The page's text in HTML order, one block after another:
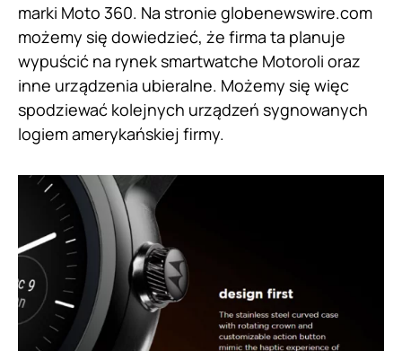
marki Moto 360. Na stronie globenewswire.com
możemy się dowiedzieć, że firma ta planuje
wypuścić na rynek smartwatche Motoroli oraz
inne urządzenia ubieralne. Możemy się więc
spodziewać kolejnych urządzeń sygnowanych
logiem amerykańskiej firmy.